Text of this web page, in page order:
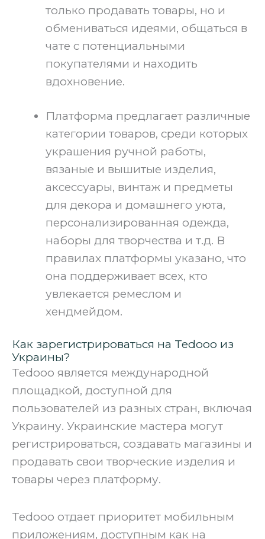
только продавать товары, но и
обмениваться идеями, общаться в
чате с потенциальными
покупателями и находить
вдохновение.
Платформа предлагает различные
категории товаров, среди которых
украшения ручной работы,
вязаные и вышитые изделия,
аксессуары, винтаж и предметы
для декора и домашнего уюта,
персонализированная одежда,
наборы для творчества и т.д. В
правилах платформы указано, что
она поддерживает всех, кто
увлекается ремеслом и
хендмейдом.
Как зарегистрироваться на Tedooo из
Украины?
Tedooo является международной
площадкой, доступной для
пользователей из разных стран, включая
Украину. Украинские мастера могут
регистрироваться, создавать магазины и
продавать свои творческие изделия и
товары через платформу.
Tedooo отдает приоритет мобильным
приложениям, доступным как на